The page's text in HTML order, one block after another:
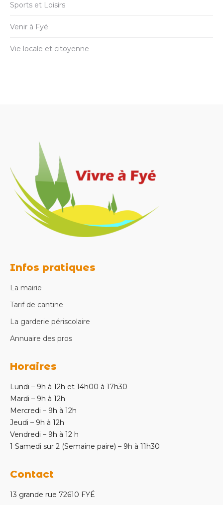
Sports et Loisirs
Venir à Fyé
Vie locale et citoyenne
Infos pratiques
La mairie
Tarif de cantine
La garderie périscolaire
Annuaire des pros
Horaires
Lundi – 9h à 12h et 14h00 à 17h30
Mardi – 9h à 12h
Mercredi – 9h à 12h
Jeudi – 9h à 12h
Vendredi – 9h à 12 h
1 Samedi sur 2 (Semaine paire) – 9h à 11h30
Contact
13 grande rue 72610 FYÉ